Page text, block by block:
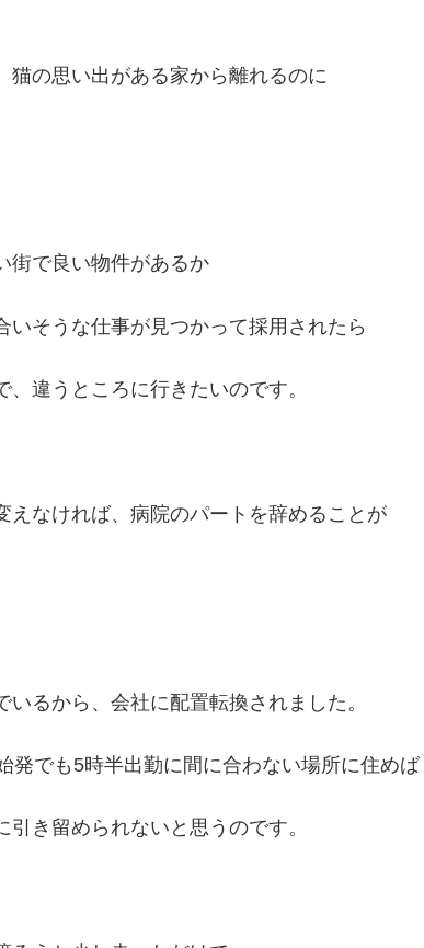
の思い出がある家から離れるのに
街で良い物件があるか
いそうな仕事が見つかって採用されたら
違うところに行きたいのです。
えなければ、病院のパートを辞めることが
るから、会社に配置転換されました。
発でも5時半出勤に間に合わない場所に住めば
き留められないと思うのです。